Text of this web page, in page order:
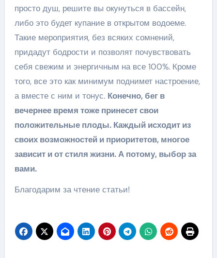
просто душ, решите вы окунуться в бассейн,
либо это будет купание в открытом водоеме.
Такие мероприятия, без всяких сомнений,
придадут бодрости и позволят почувствовать
себя свежим и энергичным на все 100%. Кроме
того, все это как минимум поднимет настроение,
а вместе с ним и тонус. Конечно, бег в
вечернее время тоже принесет свои
положительные плоды. Каждый исходит из
своих возможностей и приоритетов, многое
зависит и от стиля жизни. А потому, выбор за
вами.
Благодарим за чтение статьи!